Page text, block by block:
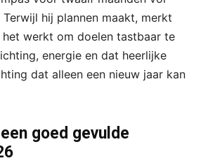
hij plannen maakt, merkt
werkt om doelen tastbaar te
energie en dat heerlijke
dat alleen een nieuw jaar kan
goed gevulde